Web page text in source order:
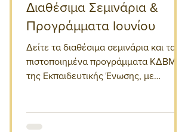
Διαθέσιμα Σεμινάρια &
Προγράμματα Ιουνίου
Δείτε τα διαθέσιμα σεμινάρια και τα
πιστοποιημένα προγράμματα ΚΔΒΜ
της Εκπαιδευτικής Ένωσης, με